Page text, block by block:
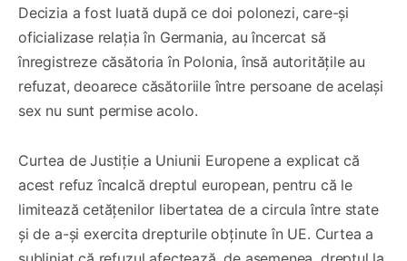
Decizia a fost luată după ce doi polonezi, care-și
oficializase relația în Germania, au încercat să
înregistreze căsătoria în Polonia, însă autoritățile au
refuzat, deoarece căsătoriile între persoane de același
sex nu sunt permise acolo.
Curtea de Justiție a Uniunii Europene a explicat că
acest refuz încalcă dreptul european, pentru că le
limitează cetățenilor libertatea de a circula între state
și de a-și exercita drepturile obținute în UE. Curtea a